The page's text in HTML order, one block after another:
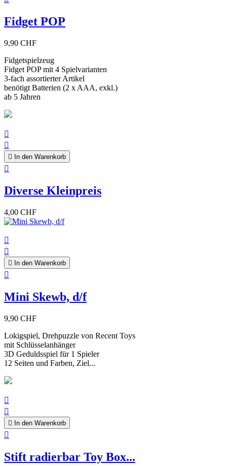
Fidget POP
9,90 CHF
Fidgetspielzeug
Fidget POP mit 4 Spielvarianten
3-fach assortierter Artikel
benötigt Batterien (2 x AAA, exkl.)
ab 5 Jahren


 In den Warenkorb

Diverse Kleinpreis
4,00 CHF


 In den Warenkorb

Mini Skewb, d/f
9,90 CHF
Lokigspiel, Drehpuzzle von Recent Toys
mit Schlüsselanhänger
3D Geduldsspiel für 1 Spieler
12 Seiten und Farben, Ziel...


 In den Warenkorb

Stift radierbar Toy Box...